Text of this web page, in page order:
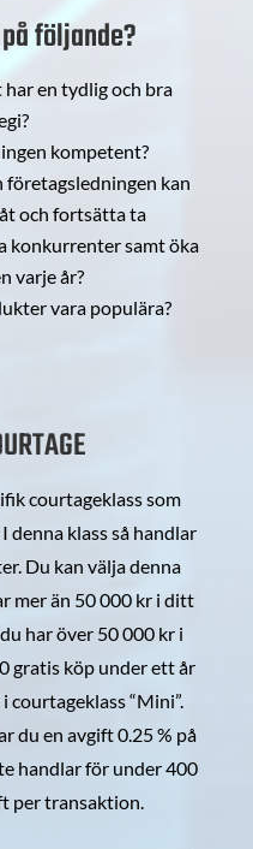
följande?
en tydlig och bra
kompetent?
företagsledningen kan
och fortsätta ta
konkurrenter samt öka
varje år?
vara populära?
courtageklass som
denna klass så handlar
Du kan välja denna
mer än 50 000 kr i ditt
har över 50 000 kr i
gratis köp under ett år
“Mini”.
du en avgift 0.25 % på
handlar för under 400
per transaktion.